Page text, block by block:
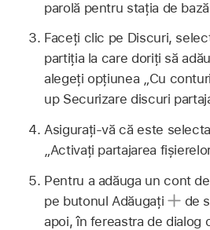
parolă pentru stația de
Faceți clic pe Discuri,
partiția la care doriți să
alegeți opțiunea „Cu
up Securizare discuri
Asigurați-vă că este
„Activați partajarea
Pentru a adăuga un cont
pe butonul Adăugați
de
apoi, în fereastra de dialog